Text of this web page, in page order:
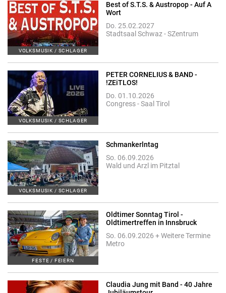
VOLKSMUSIK / SCHLAGER
Best of S.T.S. & Austropop - Auf A
Wort
Do. 25.02.2027
Stadtsaal Schwaz - SZentrum
VOLKSMUSIK / SCHLAGER
PETER CORNELIUS & BAND -
!ZEiTLOS!
Do. 01.10.2026
Congress - Saal Tirol
VOLKSMUSIK / SCHLAGER
Schmankerlntag
So. 06.09.2026
Wald und Arzl im Pitztal
FESTE / FEIERN
Oldtimer Sonntag Tirol -
Oldtimertreffen in Innsbruck
So. 06.09.2026 + Weitere Termine
Metro
Claudia Jung mit Band - 40 Jahre